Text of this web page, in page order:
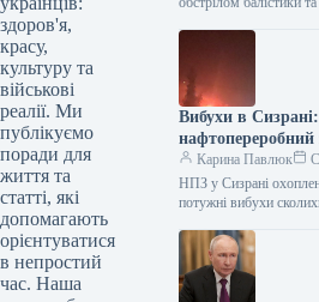
здоров'я,
красу,
культуру та
військові
реалії. Ми
публікуємо
поради для
життя та
статті, які
допомагають
орієнтуватися
в непростий
час. Наша
Вибухи в
нафтопереробний
розпочалася
Карина Павлюк
НПЗ у Сизрані
потужні вибухи
на території Самарської
зафіксовано…